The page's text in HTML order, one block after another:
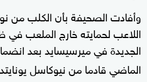
وأفادت الصحيفة بأن الكلب من
اللاعب لحمايته خارج الملعب في
الجديدة في ميرسيسايد بعد
الماضي قادما من نيوكاسل